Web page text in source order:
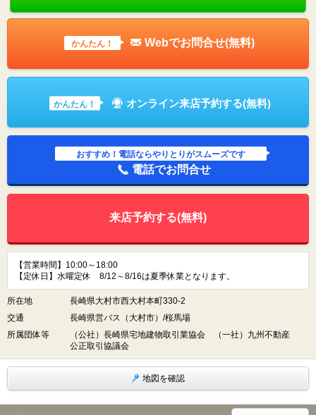
かんたん！ Webでお問合せ(無料)
かんたん！ オンライン来店予約する(無料)
おすすめ！電話ならやりとりがスムーズです
電話でお問合せ
来店予約する(無料)
【営業時間】10:00～18:00
【定休日】水曜定休 8/12～8/16は夏季休業となります。
所在地
長崎県大村市西大村本町330-2
交通
長崎県営バス（大村市）/桜馬場
所属団体等
（公社）長崎県宅地建物取引業協会 （一社）九州不動産
公正取引協議会
地図を確認